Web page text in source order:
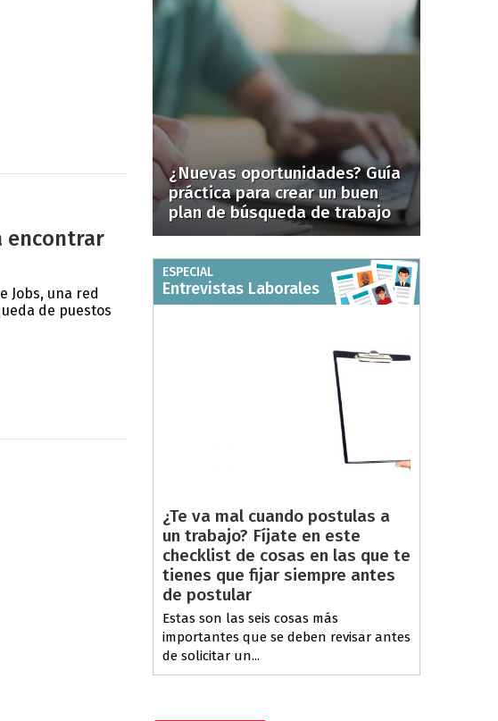
encontrar
Jobs, una red
de puestos
¿Nuevas oportunidades? Guía
práctica para crear un buen
plan de búsqueda de trabajo
ESPECIAL
Entrevistas Laborales
¿Te va mal cuando postulas a
un trabajo? Fíjate en este
checklist de cosas en las que te
tienes que fijar siempre antes
de postular
Estas son las seis cosas más
importantes que se deben revisar antes
de solicitar un...